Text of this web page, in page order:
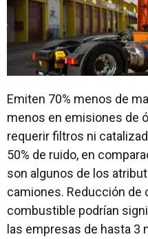
Emiten 70% menos de
menos en emisiones de
requerir filtros ni
50% de ruido, en
son algunos de los
camiones. Reducción
combustible podrían
las empresas de hasta 3